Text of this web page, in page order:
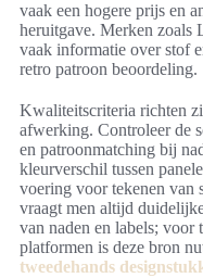
vaak een hogere prijs en
heruitgave. Merken zoals
vaak informatie over stof
retro patroon beoordeling.
Kwaliteitscriteria richten
afwerking. Controleer de
en patroonmatching bij
kleurverschil tussen
voering voor tekenen van
vraagt men altijd
van naden en labels; voor
platformen is deze bron
tweedehands